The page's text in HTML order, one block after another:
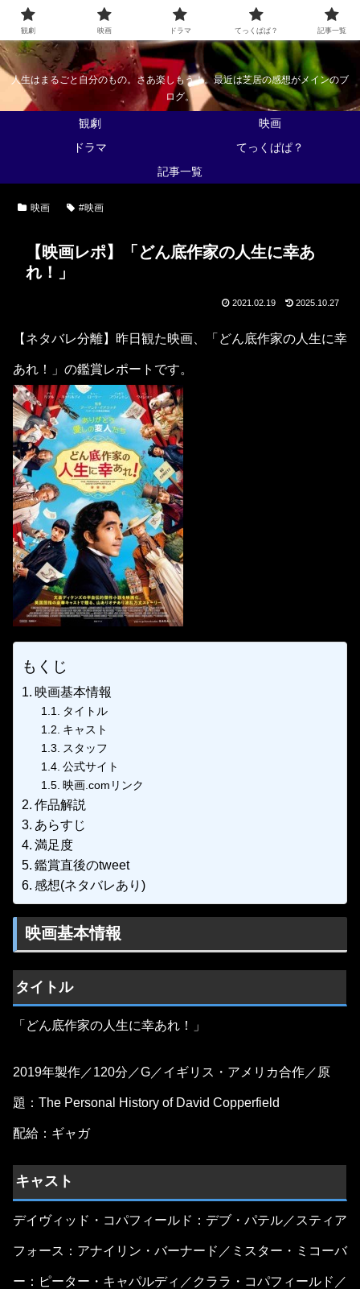
なんかくうかい
人生はまるごと自分のもの。さあ楽しもう！。最近は芝居の感想がメインのブ
ログ。
観劇
映画
ドラマ
てっくぱぱ？
記事一覧
映画 #映画
【映画レポ】「どん底作家の人生に幸あ
れ！」
2021.02.19 2025.10.27
【ネタバレ分離】昨日観た映画、「どん底作家の人生に幸
あれ！」の鑑賞レポートです。
もくじ
映画基本情報
タイトル
キャスト
スタッフ
公式サイト
映画.comリンク
作品解説
あらすじ
満足度
鑑賞直後のtweet
感想(ネタバレあり)
映画基本情報
タイトル
「どん底作家の人生に幸あれ！」
2019年製作／120分／G／イギリス・アメリカ合作／原
題：The Personal History of David Copperfield
配給：ギャガ
キャスト
デイヴィッド・コパフィールド：デブ・パテル／スティア
フォース：アナイリン・バーナード／ミスター・ミコーバ
ー：ピーター・キャパルディ／クララ・コパフィールド／
観劇 映画 ドラマ てっくぱぱ？ 記事一覧